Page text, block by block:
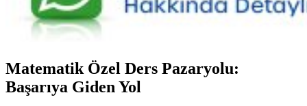
Matematik Özel Ders Pazaryolu:
Başarıya Giden Yol